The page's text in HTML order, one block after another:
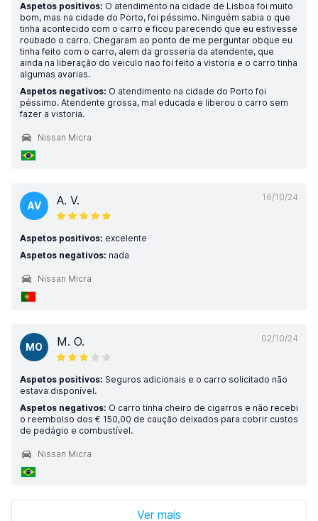
Aspetos positivos: O atendimento na cidade de Lisboa foi muito
bom, mas na cidade do Porto, foi péssimo. Ninguém sabia o que
tinha acontecido com o carro e ficou parecendo que eu estivesse
roubado o carro. Chegaram ao ponto de me perguntar obque eu
tinha feito com o carro, alem da grosseria da atendente, que
ainda na liberação do veiculo nao foi feito a vistoria e o carro tinha
algumas avarias.
Aspetos negativos: O atendimento na cidade do Porto foi
péssimo. Atendente grossa, mal educada e liberou o carro sem
fazer a vistoria.
Nissan Micra
16/10/24
AV A. V.
Aspetos positivos: excelente
Aspetos negativos: nada
Nissan Micra
02/10/24
MO M. O.
Aspetos positivos: Seguros adicionais e o carro solicitado não
estava disponível.
Aspetos negativos: O carro tinha cheiro de cigarros e não recebi
o reembolso dos € 150,00 de caução deixados para cobrir custos
de pedágio e combustível.
Nissan Micra
Ver mais